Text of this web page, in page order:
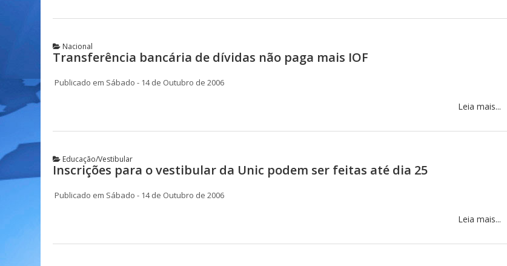
Nacional
Transferência bancária de dívidas não paga mais IOF
Publicado em Sábado - 14 de Outubro de 2006
Leia mais...
Educação/Vestibular
Inscrições para o vestibular da Unic podem ser feitas até dia 25
Publicado em Sábado - 14 de Outubro de 2006
Leia mais...